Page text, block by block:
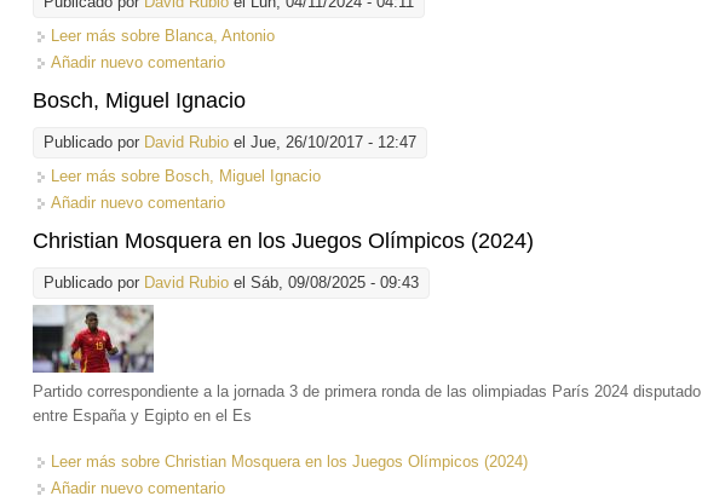
Leer más sobre Blanca, Antonio
Añadir nuevo comentario
Bosch, Miguel Ignacio
Publicado por David Rubio el Jue, 26/10/2017 - 12:47
Leer más sobre Bosch, Miguel Ignacio
Añadir nuevo comentario
Christian Mosquera en los Juegos Olímpicos (2024)
Publicado por David Rubio el Sáb, 09/08/2025 - 09:43
Partido correspondiente a la jornada 3 de primera ronda de las olimpiadas París 2024 disputado
entre España y Egipto en el Es
Leer más sobre Christian Mosquera en los Juegos Olímpicos (2024)
Añadir nuevo comentario